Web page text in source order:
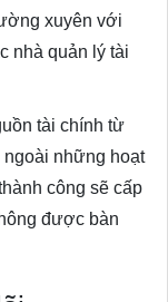
xuyên với
nhà quản lý tài
tài chính từ
những hoạt
công sẽ cấp
được bàn